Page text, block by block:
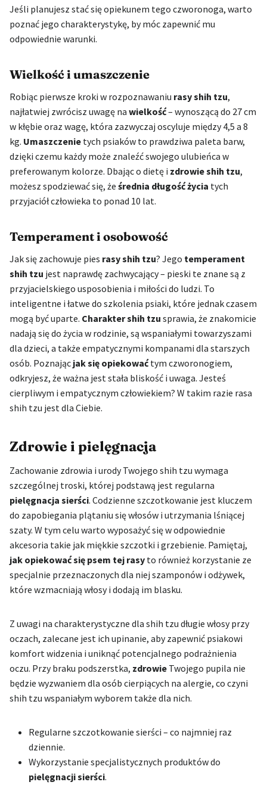
Jeśli planujesz stać się opiekunem tego czworonoga, warto
poznać jego charakterystykę, by móc zapewnić mu
odpowiednie warunki.
Wielkość i umaszczenie
Robiąc pierwsze kroki w rozpoznawaniu rasy shih tzu,
najłatwiej zwrócisz uwagę na wielkość– wynoszącą do 27 cm
w kłębie oraz wagę, która zazwyczaj oscyluje między 4,5 a 8
kg. Umaszczenie tych psiaków to prawdziwa paleta barw,
dzięki czemu każdy może znaleźć swojego ulubieńca w
preferowanym kolorze. Dbając o dietę i zdrowie shih tzu,
możesz spodziewać się, że średnia długość życia tych
przyjaciół człowieka to ponad 10 lat.
Temperament i osobowość
Jak się zachowuje pies rasy shih tzu? Jego temperament
shih tzu jest naprawdę zachwycający – pieski te znane są z
przyjacielskiego usposobienia i miłości do ludzi. To
inteligentne i łatwe do szkolenia psiaki, które jednak czasem
mogą być uparte. Charakter shih tzu sprawia, że znakomicie
nadają się do życia w rodzinie, są wspaniałymi towarzyszami
dla dzieci, a także empatycznymi kompanami dla starszych
osób. Poznając jak się opiekowaćtym czworonogiem,
odkryjesz, że ważna jest stała bliskość i uwaga. Jesteś
cierpliwym i empatycznym człowiekiem? W takim razie rasa
shih tzu jest dla Ciebie.
Zdrowie i pielęgnacja
Zachowanie zdrowia i urody Twojego shih tzu wymaga
szczególnej troski, której podstawą jest regularna
pielęgnacja sierści. Codzienne szczotkowanie jest kluczem
do zapobiegania plątaniu się włosów i utrzymania lśniącej
szaty. W tym celu warto wyposażyć się w odpowiednie
akcesoria takie jak miękkie szczotki i grzebienie. Pamiętaj,
jak opiekować się psem tej rasy to również korzystanie ze
specjalnie przeznaczonych dla niej szamponów i odżywek,
które wzmacniają włosy i dodają im blasku.
Z uwagi na charakterystyczne dla shih tzu długie włosy przy
oczach, zalecane jest ich upinanie, aby zapewnić psiakowi
komfort widzenia i uniknąć potencjalnego podrażnienia
oczu. Przy braku podszerstka, zdrowie Twojego pupila nie
będzie wyzwaniem dla osób cierpiących na alergie, co czyni
shih tzu wspaniałym wyborem także dla nich.
Regularne szczotkowanie sierści – co najmniej raz
dziennie.
Wykorzystanie specjalistycznych produktów do
pielęgnacji sierści.